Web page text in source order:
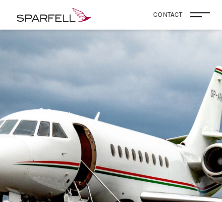
SPARFELL CONTACT